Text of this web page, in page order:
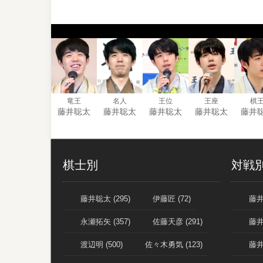
竜王
藤井聡太
名人
藤井聡太
王位
藤井聡太
王座
藤井聡太
棋
藤井
棋士別
藤井聡太 (295) 伊藤匠 (72)
永瀬拓矢 (357) 佐藤天彦 (291)
渡辺明 (500) 佐々木勇気 (123)
対戦
藤
藤
藤